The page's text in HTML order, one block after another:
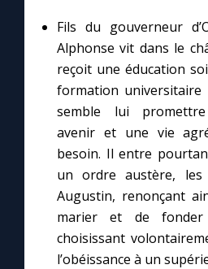
Une Minute avec Marie
Une neuvaine
À la une
1000 Raisons de Croire
Chapelet pour le monde
Contact
Fils du gouverneur
Alphonse vit dans le
reçoit une éducation
formation universitaire
semble lui
avenir et une vie
besoin. Il entre
un ordre austère,
Augustin, renonçant
marier et de
choisissant
l’obéissance à un